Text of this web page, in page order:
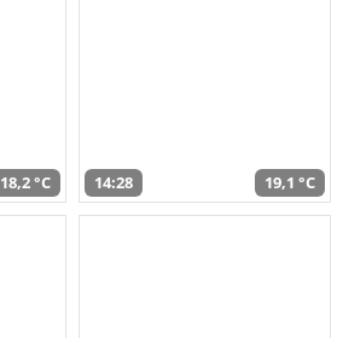
18,2 °C 14:28 19,1 °C